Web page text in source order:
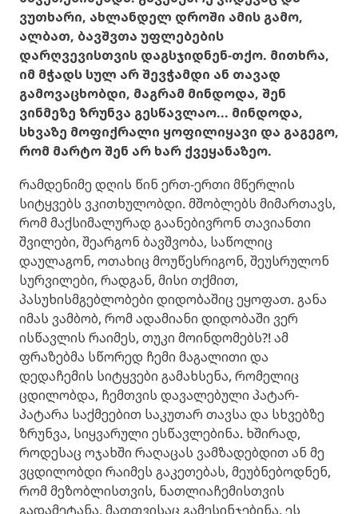
ვუთხარი, ახლანდელ დროში ამის გამო,
ალბათ, ბავშვთა უფლებების
დარღვევისთვის დაგსჯიდნენ-თქო. მითხრა,
იმ მჭადს სულ არ შევჭამდი ან თავად
გამოვაცხობდი, მაგრამ მინდოდა, შენ
ვინმეზე ზრუნვა გესწავლაო... მინდოდა,
სხვაზე მოფიქრალი ყოფილიყავი და გაგეგო,
რომ მარტო შენ არ ხარ ქვეყანაზეო.
რამდენიმე დღის წინ ერთ-ერთი მწერლის
სიტყვებს ვკითხულობდი. მშობლებს მიმართავს,
რომ მაქსიმალურად გაანებივრონ თავიანთი
შვილები, შეარგონ ბავშვობა, საწოლიც
დაულაგონ, ოთახიც მოუწესრიგონ, შეუსრულონ
სურვილები, რადგან, მისი თქმით,
პასუხისმგებლობები დიდობაშიც ეყოფათ. განა
იმას ვამბობ, რომ ადამიანი დიდობაში ვერ
ისწავლის რაიმეს, თუკი მოინდომებს?! ამ
ფრაზებმა სწორედ ჩემი მაგალითი და
დედაჩემის სიტყვები გამახსენა, რომელიც
ცდილობდა, ჩემთვის დავალებული პატარ-
პატარა საქმეებით საკუთარ თავსა და სხვებზე
ზრუნვა, სიყვარული ესწავლებინა. ხშირად,
როდესაც ოჯახში რაღაცას ვამზადებდით ან მე
ვცდილობდი რაიმეს გაკეთებას, მეუბნებოდნენ,
რომ მეზობლისთვის, ნათლიაჩემისთვის
გადამეტანა, მათთვისაც გამესინჯებინა. ეს